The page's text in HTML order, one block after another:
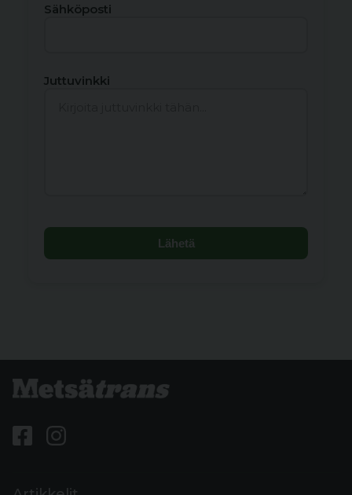
Sähköposti
Juttuvinkki
Lähetä